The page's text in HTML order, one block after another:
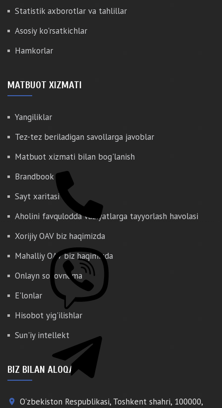
Statistik axborotlar va tahlillar
Asosiy ko'rsatkichlar
Hamkorlar
MATBUOT XIZMATI
Yangiliklar
Tez-tez beriladigan savollarga javoblar
Matbuot xizmati bilan bog'lanish
Brandbook
Sayt xaritasi
Aholini favqulodda vaziyatlarga tayyorlash havolasi
Xorijiy OAV biz haqimizda
Mahalliy OAV biz haqimizda
Onlayn so'rovnoma
E'lonlar
Hisobot yig'ilishlar
Sun'iy intellekt
BIZ BILAN ALOQA
place O'zbekiston Respublikasi, Toshkent shahri, 100000,